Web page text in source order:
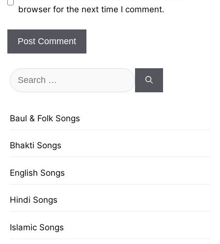
browser for the next time I comment.
Search
for:
Baul & Folk Songs
Bhakti Songs
English Songs
Hindi Songs
Islamic Songs